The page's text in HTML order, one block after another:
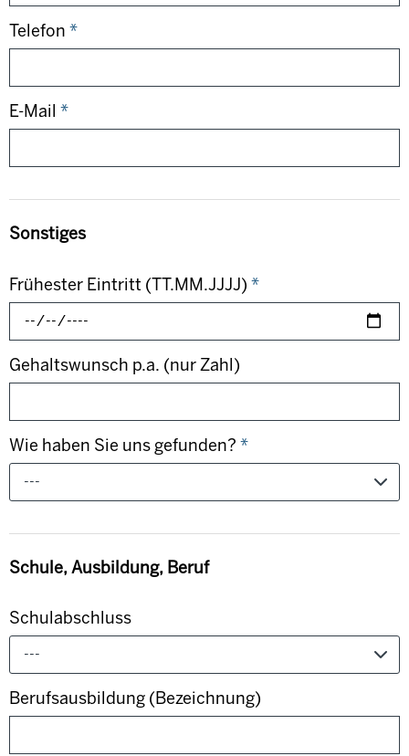
Telefon *
E-Mail *
Sonstiges
Frühester Eintritt (TT.MM.JJJJ) *
Gehaltswunsch p.a. (nur Zahl)
Wie haben Sie uns gefunden? *
---
Schule, Ausbildung, Beruf
Schulabschluss
---
Berufsausbildung (Bezeichnung)